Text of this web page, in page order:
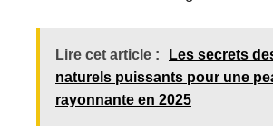
Lire cet article :
Les secrets
naturels puissants pour une
rayonnante en 2025